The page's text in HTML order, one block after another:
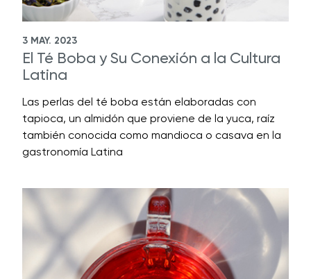
3 MAY. 2023
El Té Boba y Su Conexión a la Cultura
Latina
Las perlas del té boba están elaboradas con
tapioca, un almidón que proviene de la yuca, raíz
también conocida como mandioca o casava en la
gastronomía Latina